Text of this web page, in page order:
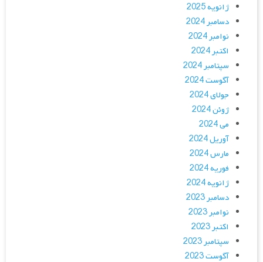
ژانویه 2025
دسامبر 2024
نوامبر 2024
اکتبر 2024
سپتامبر 2024
آگوست 2024
جولای 2024
ژوئن 2024
می 2024
آوریل 2024
مارس 2024
فوریه 2024
ژانویه 2024
دسامبر 2023
نوامبر 2023
اکتبر 2023
سپتامبر 2023
آگوست 2023